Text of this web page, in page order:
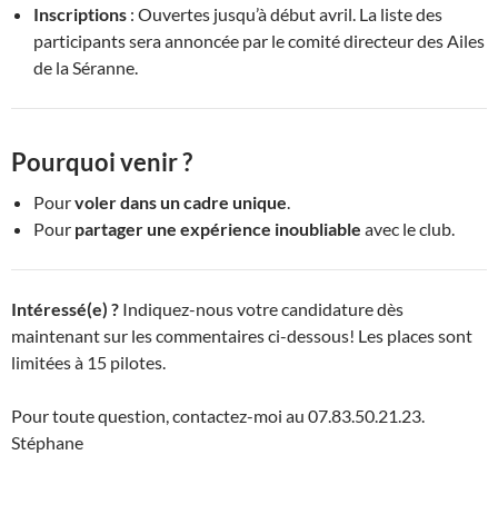
Inscriptions : Ouvertes jusqu’à début avril. La liste des
participants sera annoncée par le comité directeur des Ailes
de la Séranne.
Pourquoi venir ?
Pourvoler dans un cadre unique.
Pour partager une expérience inoubliable avec le club.
Intéressé(e) ? Indiquez-nous votre candidature dès
maintenant sur les commentaires ci-dessous! Les places sont
limitées à 15 pilotes.
Pour toute question, contactez-moi au 07.83.50.21.23.
Stéphane